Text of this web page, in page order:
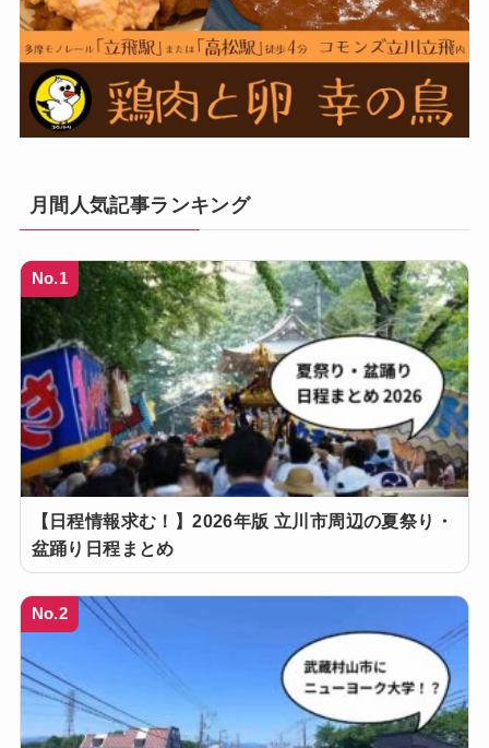
月間人気記事ランキング
No.1
【日程情報求む！】2026年版 立川市周辺の夏祭り・
盆踊り日程まとめ
No.2